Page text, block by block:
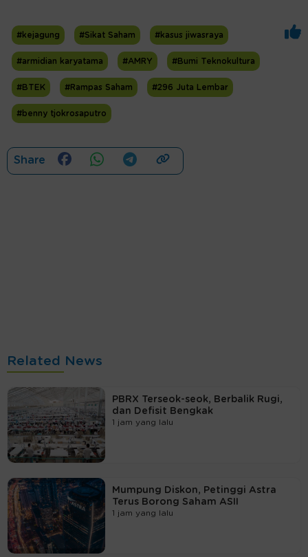
#kejagung #Sikat Saham #kasus jiwasraya
#armidian karyatama #AMRY #Bumi Teknokultura
#BTEK #Rampas Saham #296 Juta Lembar
#benny tjokrosaputro
Share
Related News
PBRX Terseok-seok, Berbalik Rugi,
dan Defisit Bengkak
1 jam yang lalu
Mumpung Diskon, Petinggi Astra
Terus Borong Saham ASII
1 jam yang lalu